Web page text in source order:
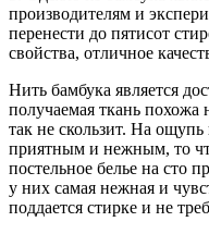
производителям и
перенести до пятисот
свойства, отличное
Нить бамбука является
получаемая ткань
так не скользит. На ощупь
приятным и нежным, то
постельное белье на сто
у них самая нежная и
поддается стирке и не